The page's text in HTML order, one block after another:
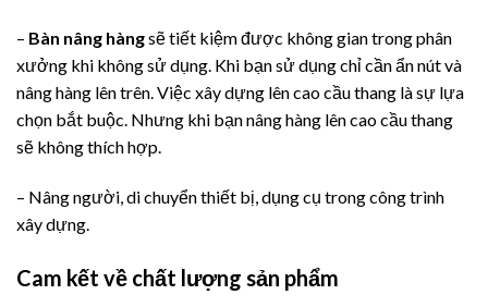
– Bàn nâng hàngsẽ tiết kiệm được không gian trong phân
xưởng khi không sử dụng. Khi bạn sử dụng chỉ cần ẩn nút và
nâng hàng lên trên. Việc xây dựng lên cao cầu thang là sự lựa
chọn bắt buộc. Nhưng khi bạn nâng hàng lên cao cầu thang
sẽ không thích hợp.
– Nâng người, di chuyển thiết bị, dụng cụ trong công trình
xây dựng.
Cam kết về chất lượng sản phẩm